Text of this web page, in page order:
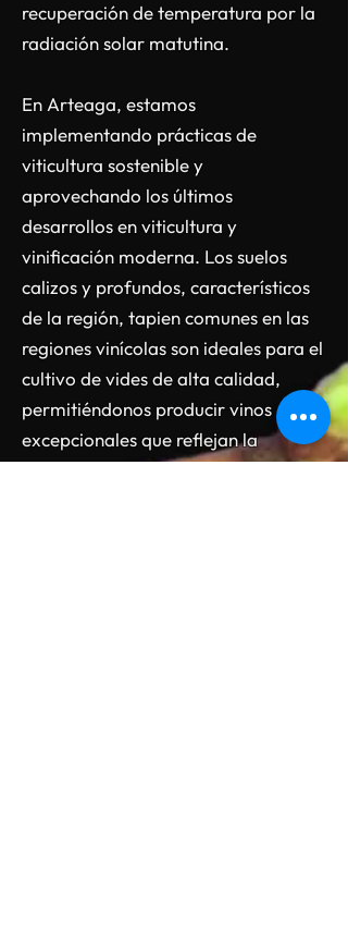
recuperación de temperatura por la
radiación solar matutina.
En Arteaga, estamos
implementando prácticas de
viticultura sostenible y
aprovechando los últimos
desarrollos en viticultura y
vinificación moderna. Los suelos
calizos y profundos, característicos
de la región, tapien comunes en las
regiones vinícolas son ideales para el
cultivo de vides de alta calidad,
permitiéndonos producir vinos
excepcionales que reflejan la